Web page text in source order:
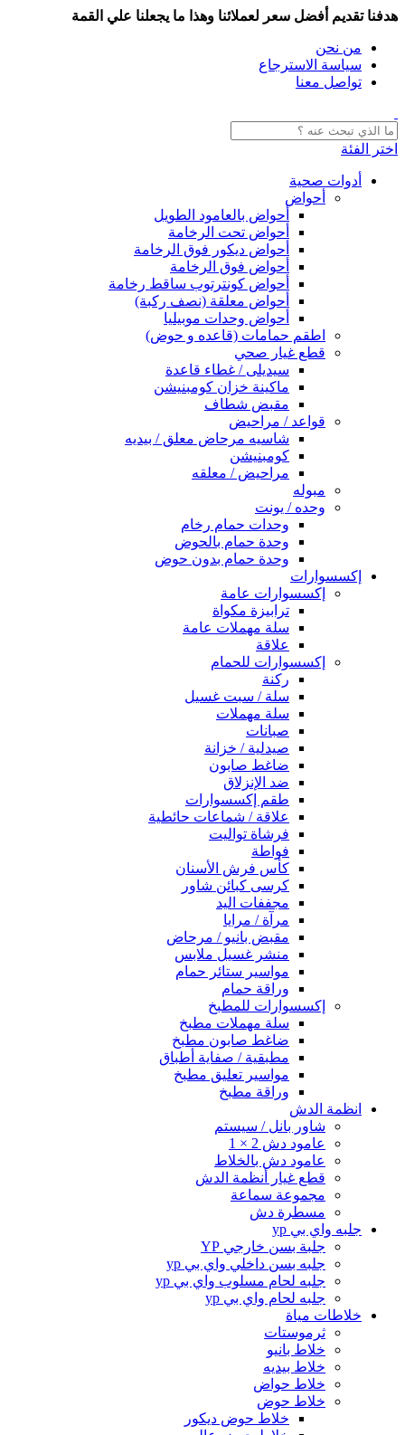
هدفنا تقديم أفضل سعر لعملائنا وهذا ما يجعلنا علي القمة
من نحن
سياسة الاسترجاع
تواصل معنا
اختر الفئة
أدوات صحية
أحواض
أحواض بالعامود الطويل
أحواض تحت الرخامة
أحواض ديكور فوق الرخامة
أحواض فوق الرخامة
أحواض كونترتوب ساقط رخامة
أحواض معلقة (نصف ركبة)
أحواض وحدات موبيليا
اطقم حمامات (قاعده و حوض)
قطع غيار صحي
سيديلى / غطاء قاعدة
ماكينة خزان كومبنيشن
مقبض شطاف
قواعد / مراحيض
شاسيه مرحاض معلق / بيديه
كومبنيشن
مراحيض / معلقه
مبوله
وحده / يونت
وحدات حمام رخام
وحدة حمام بالحوض
وحدة حمام بدون حوض
إكسسوارات
إكسسوارات عامة
ترابيزة مكواة
سلة مهملات عامة
علاقة
إكسسوارات للحمام
ركنة
سلة / سبت غسيل
سلة مهملات
صبانات
صيدلية / خزانة
ضاغط صابون
ضد الإنزلاق
طقم إكسسوارات
علاقة / شماعات حائطية
فرشاة تواليت
فواطة
كأس فرش الأسنان
كرسى كبائن شاور
مجففات اليد
مرآة / مرايا
مقبض بانيو / مرحاض
منشر غسيل ملابس
مواسير ستائر حمام
وراقة حمام
إكسسوارات للمطبخ
سلة مهملات مطبخ
ضاغط صابون مطبخ
مطبقية / صفاية أطباق
مواسير تعليق مطبخ
وراقة مطبخ
انظمة الدش
شاور بانل / سيستم
عامود دش 2 × 1
عامود دش بالخلاط
قطع غيار أنظمة الدش
مجموعة سماعة
مسطرة دش
جلبه واي بي yp
جلبة بسن خارجي YP
جلبه بسن داخلي واي بي yp
جلبه لحام مسلوب واي بي yp
جلبه لحام واي بي yp
خلاطات مياة
ثرموستات
خلاط بانيو
خلاط بيديه
خلاط حواض
خلاط حوض
خلاط حوض ديكور